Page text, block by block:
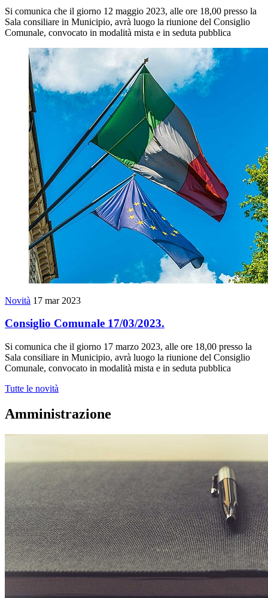
Si comunica che il giorno 12 maggio 2023, alle ore 18,00 presso la
Sala consiliare in Municipio, avrà luogo la riunione del Consiglio
Comunale, convocato in modalità mista e in seduta pubblica
Novità 17 mar 2023
Consiglio Comunale 17/03/2023.
Si comunica che il giorno 17 marzo 2023, alle ore 18,00 presso la
Sala consiliare in Municipio, avrà luogo la riunione del Consiglio
Comunale, convocato in modalità mista e in seduta pubblica
Tutte le novità
Amministrazione